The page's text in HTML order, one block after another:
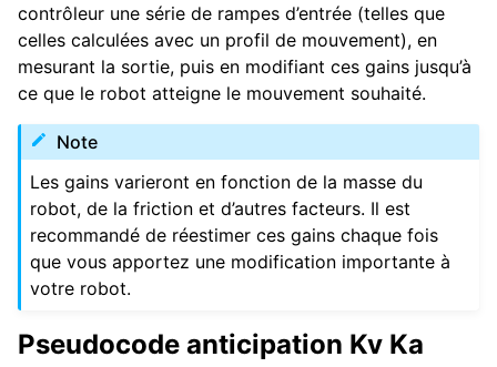
contrôleur une série de rampes d’entrée (telles que
celles calculées avec un profil de mouvement), en
mesurant la sortie, puis en modifiant ces gains jusqu’à
ce que le robot atteigne le mouvement souhaité.
Note
Les gains varieront en fonction de la masse du
robot, de la friction et d’autres facteurs. Il est
recommandé de réestimer ces gains chaque fois
que vous apportez une modification importante à
votre robot.
Pseudocode anticipation Kv Ka